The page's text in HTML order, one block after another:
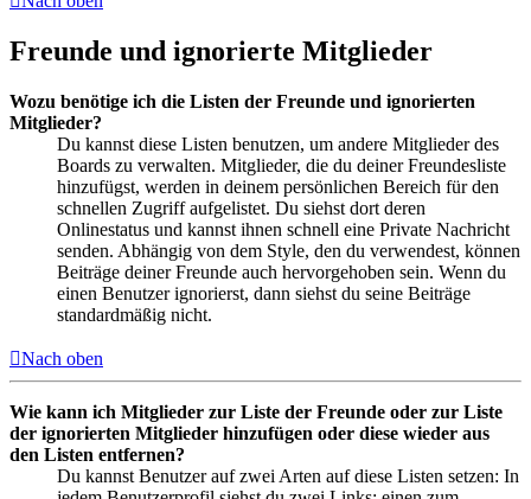
Freunde und ignorierte Mitglieder
Wozu benötige ich die Listen der Freunde und ignorierten
Mitglieder?
Du kannst diese Listen benutzen, um andere Mitglieder des
Boards zu verwalten. Mitglieder, die du deiner Freundesliste
hinzufügst, werden in deinem persönlichen Bereich für den
schnellen Zugriff aufgelistet. Du siehst dort deren
Onlinestatus und kannst ihnen schnell eine Private Nachricht
senden. Abhängig von dem Style, den du verwendest, können
Beiträge deiner Freunde auch hervorgehoben sein. Wenn du
einen Benutzer ignorierst, dann siehst du seine Beiträge
standardmäßig nicht.
Nach oben
Wie kann ich Mitglieder zur Liste der Freunde oder zur Liste
der ignorierten Mitglieder hinzufügen oder diese wieder aus
den Listen entfernen?
Du kannst Benutzer auf zwei Arten auf diese Listen setzen: In